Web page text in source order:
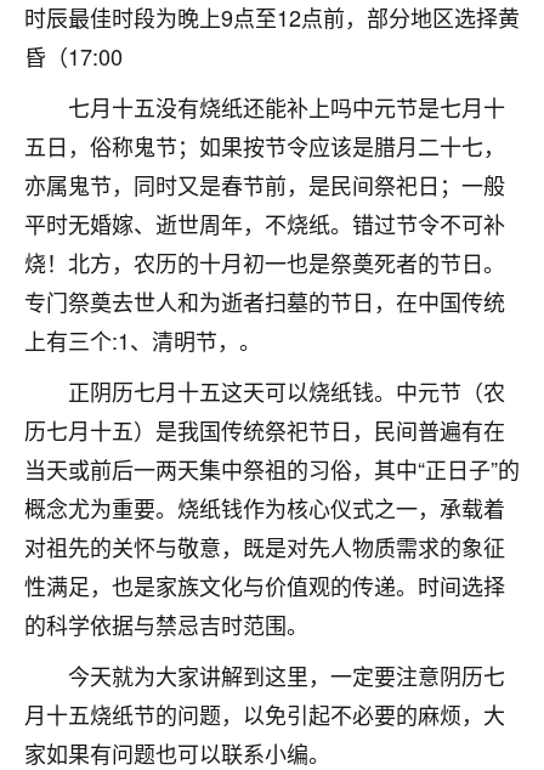
时辰最佳时段为晚上9点至12点前，部分地区选择黄
昏（17:00
七月十五没有烧纸还能补上吗中元节是七月十
五日，俗称鬼节；如果按节令应该是腊月二十七，
亦属鬼节，同时又是春节前，是民间祭祀日；一般
平时无婚嫁、逝世周年，不烧纸。错过节令不可补
烧！北方，农历的十月初一也是祭奠死者的节日。
专门祭奠去世人和为逝者扫墓的节日，在中国传统
上有三个:1、清明节，。
正阴历七月十五这天可以烧纸钱。中元节（农
历七月十五）是我国传统祭祀节日，民间普遍有在
当天或前后一两天集中祭祖的习俗，其中“正日子”的
概念尤为重要。烧纸钱作为核心仪式之一，承载着
对祖先的关怀与敬意，既是对先人物质需求的象征
性满足，也是家族文化与价值观的传递。时间选择
的科学依据与禁忌吉时范围。
今天就为大家讲解到这里，一定要注意阴历七
月十五烧纸节的问题，以免引起不必要的麻烦，大
家如果有问题也可以联系小编。
1天前 来自江西 12
青春168
我也想要，我也想要！
2天前 来自山西 15
Jessica李
老师做不做超度法事？我想给我奶奶做超度，她今年
刚去世了。
七零老顽童：我母亲前年离世，刚开始我经常
做梦梦见她，后来也是朋友介绍，找到慧来老
师，安排了超度法事，做梦再也没有梦到过
了，一开始是半信半疑的，图个心安，给亡母
超度，现在看来，人不信也不行。
2天前 来自云南 11
优秀的张同学
老师收徒吗？？我对这些很感兴趣
2天前 来自山西